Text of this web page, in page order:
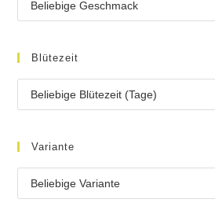
Blütezeit
Variante